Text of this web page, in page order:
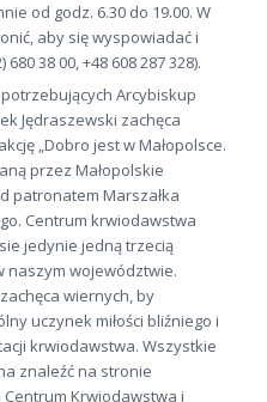
od godz. 6.30 do 19.00. W
aby się wyspowiadać i
38 00, +48 608 287 328).
Arcybiskup
Jędraszewski zachęca
„Dobro jest w Małopolsce.
przez Małopolskie
patronatem Marszałka
Centrum krwiodawstwa
jedynie jedną trzecią
naszym województwie.
wiernych, by
uczynek miłości bliźniego i
krwiodawstwa. Wszystkie
znaleźć na stronie
Krwiodawstwa i